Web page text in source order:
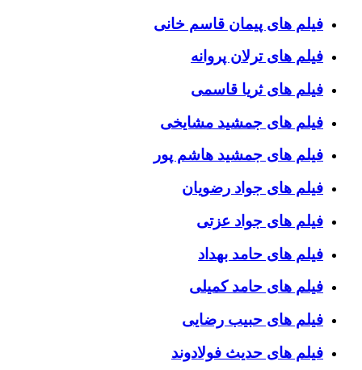
فیلم های پیمان قاسم خانی
فیلم های ترلان پروانه
فیلم های ثریا قاسمی
فیلم های جمشید مشایخی
فیلم های جمشید هاشم پور
فیلم های جواد رضویان
فیلم های جواد عزتی
فیلم های حامد بهداد
فیلم های حامد کمیلی
فیلم های حبیب رضایی
فیلم های حدیث فولادوند